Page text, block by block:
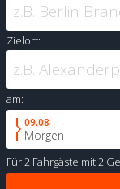
Zielort:
am:
09.08
Morgen
Für2 Fahrgäste mit2